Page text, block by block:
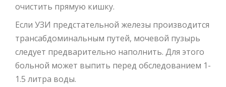
очистить прямую кишку.
Если УЗИ предстательной железы производится
трансабдоминальным путей, мочевой пузырь
следует предварительно наполнить. Для этого
больной может выпить перед обследованием 1-
1.5 литра воды.